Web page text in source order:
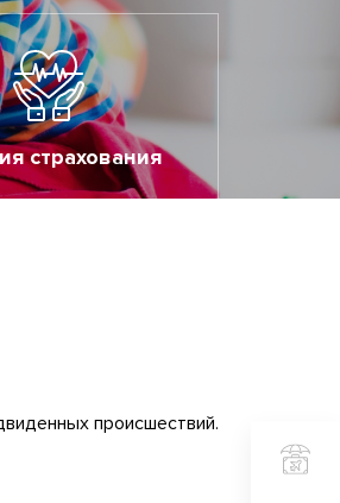
страхования
происшествий.